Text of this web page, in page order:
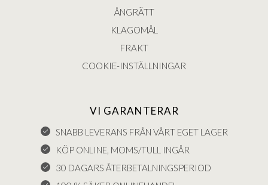
ÅNGRÄTT
KLAGOMÅL
FRAKT
COOKIE-INSTÄLLNINGAR
VI GARANTERAR
SNABB LEVERANS FRÅN VÅRT EGET LAGER
KÖP ONLINE, MOMS/TULL INGÅR
30 DAGARS ÅTERBETALNINGSPERIOD